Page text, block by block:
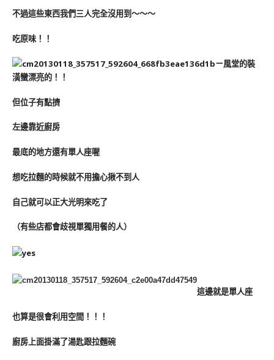
不過這些東西我們三人完全沒用到～～～
吃原味！！
ㄧ風堂的裝
潢蠻漂亮的！！
但位子有點擠
左邊靠近廚房
最底的地方還有單人座喔
想吃拉麵的時候就不用擔心揪不到人
自己就可以正大光明來吃了
（有些店都會歧視單獨用餐的人）
這邊就是單人座
也算是很會利用空間！！！
廚房上面掛滿了湯匙跟拉麵碗